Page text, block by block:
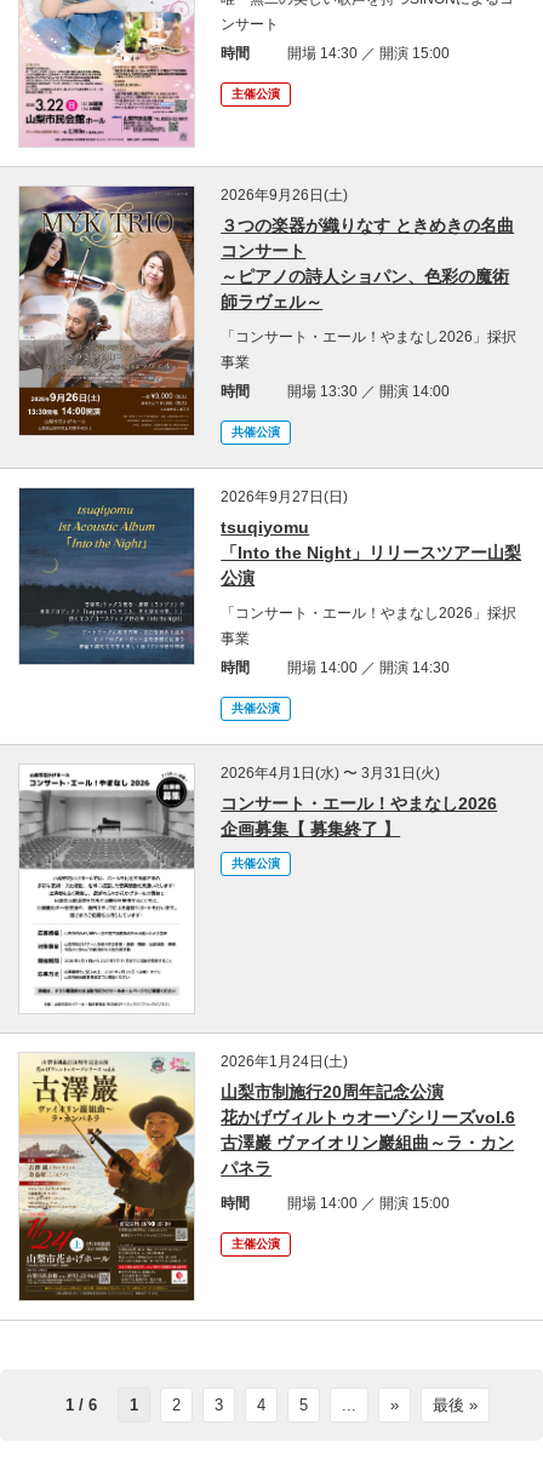
ンサート
時間
開場 14:30 ／ 開演 15:00
主催公演
2026年9月26日(土)
３つの楽器が織りなす ときめきの名曲
コンサート
～ピアノの詩人ショパン、色彩の魔術
師ラヴェル～
「コンサート・エール！やまなし2026」採択
事業
時間
開場 13:30 ／ 開演 14:00
共催公演
2026年9月27日(日)
tsuqiyomu
「Into the Night」リリースツアー山梨
公演
「コンサート・エール！やまなし2026」採択
事業
時間
開場 14:00 ／ 開演 14:30
共催公演
2026年4月1日(水) 〜 3月31日(火)
コンサート・エール！やまなし2026
企画募集【 募集終了 】
共催公演
2026年1月24日(土)
山梨市制施行20周年記念公演
花かげヴィルトゥオーゾシリーズvol.6
古澤巖 ヴァイオリン巖組曲～ラ・カン
パネラ
時間 開場 14:00 ／ 開演 15:00
主催公演
1 / 6 1 2 3 4 5 » 最後 »